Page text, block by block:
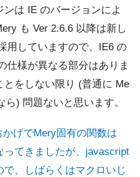
は IE のバージョンによ
も Ver 2.6.6 以降は新し
用していますので、IE6 の
仕様が異なる部分はありま
をしない限り (普通に Me
) 問題ないと思います。
げでMery固有の関数は
てきましたが、javascript
、しばらくはマクロいじ